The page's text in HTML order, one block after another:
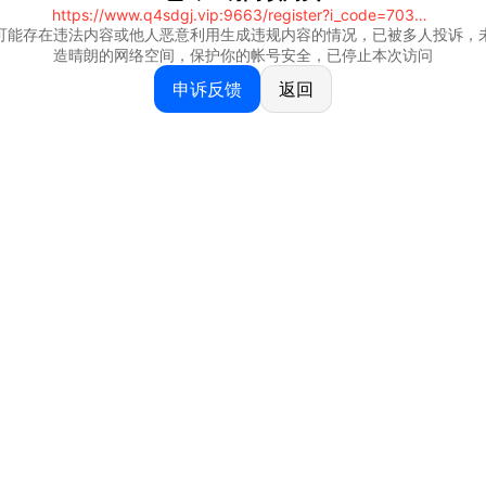
https://www.q4sdgj.vip:9663/register?i_code=70328081
能存在违法内容或他人恶意利用生成违规内容的情况，已被多人投诉，
造晴朗的网络空间，保护你的帐号安全，已停止本次访问
申诉反馈 返回